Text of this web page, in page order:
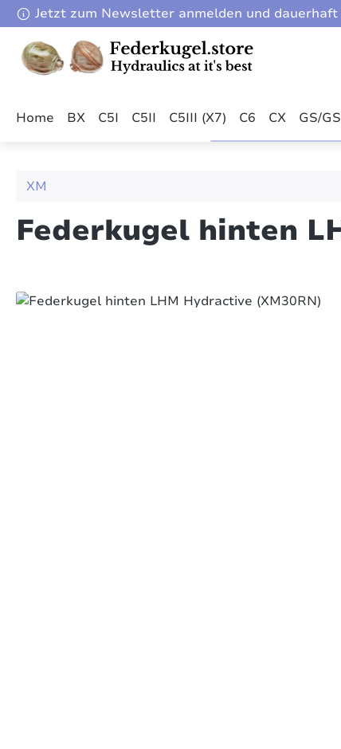
Hauptinhalt springen
Zur Suche springen
Zur Hauptnavigation springen
Jetzt zum Newsletter anmelden und dauerhaft
Home BX C5I C5II C5III (X7) C6 CX GS/
XM
Federkugel hinten
Bildergalerie überspringen